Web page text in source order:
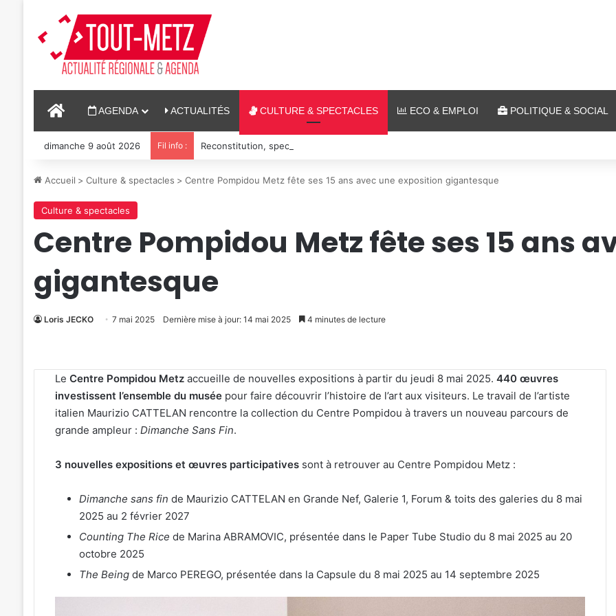
ACCUEILAGENDA ACTUALITÉS CULTURE & SPECTACLES ECO & EMPLOI POLITIQUE & SOCIAL
dimanche 9 août 2026 Fil info : Reconstitution, spectacles et cinéma pour l’édition 2026 de « Ça tombe comme à Gravelotte »
Accueil > Culture & spectacles > Centre Pompidou Metz fête ses 15 ans avec une exposition gigantesque
Culture & spectacles
Centre Pompidou Metz fête ses 15 ans
gigantesque
Loris JECKO 7 mai 2025 Dernière mise à jour: 14 mai 2025 4 minutes de lecture
Le Centre Pompidou Metz accueille de nouvelles expositions à partir du jeudi 8 mai 2025. 440 œuvres
investissent l’ensemble du muséepour faire découvrir l’histoire de l’art aux visiteurs. Le travail de l’artiste
italien Maurizio CATTELAN rencontre la collection du Centre Pompidou à travers un nouveau parcours de
grande ampleur : Dimanche Sans Fin.
3 nouvelles expositions et œuvres participativessont à retrouver au Centre Pompidou Metz :
Dimanche sans fin de Maurizio CATTELAN en Grande Nef, Galerie 1, Forum & toits des galeries du 8 mai
2025 au 2 février 2027
Counting The Rice de Marina ABRAMOVIC, présentée dans le Paper Tube Studio du 8 mai 2025 au 20
octobre 2025
The Being de Marco PEREGO, présentée dans la Capsule du 8 mai 2025 au 14 septembre 2025